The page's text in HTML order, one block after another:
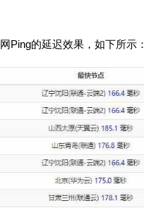
Ping的延迟效果，如下所示：